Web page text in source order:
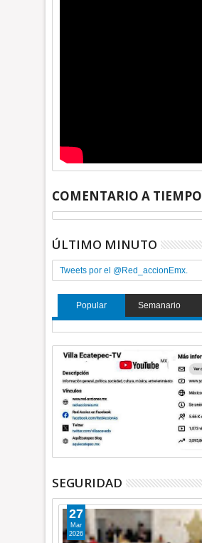
COMENTARIO A TIEMPO
ÚLTIMO MINUTO
Tweets por el @Red_accionEmx.
Popular Semanario
SEGURIDAD
27
Mar
2026